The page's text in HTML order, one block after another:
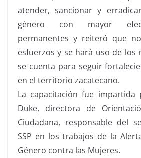
atender, sancionar y
género con mayor
permanentes y reiteró que
esfuerzos y se hará uso de los
se cuenta para seguir
en el territorio zacatecano.
La capacitación fue impartida
Duke, directora de
Ciudadana, responsable del
SSP en los trabajos de la
Género contra las Mujeres.